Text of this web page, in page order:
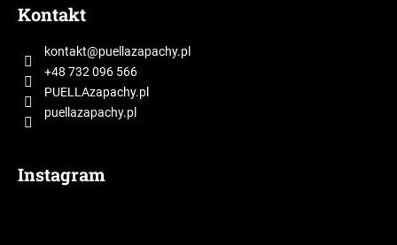
Kontakt
kontakt@puellazapachy.pl
+48 732 096 566
PUELLAzapachy.pl
puellazapachy.pl
Instagram